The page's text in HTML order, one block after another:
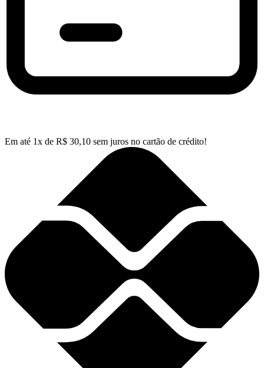
Em até 1x de R$ 30,10 sem juros no cartão de crédito!